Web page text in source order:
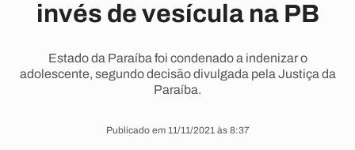
invés de vesícula na PB
Estado da Paraíba foi condenado a indenizar o
adolescente, segundo decisão divulgada pela Justiça da
Paraíba.
Publicado em 11/11/2021 às 8:37